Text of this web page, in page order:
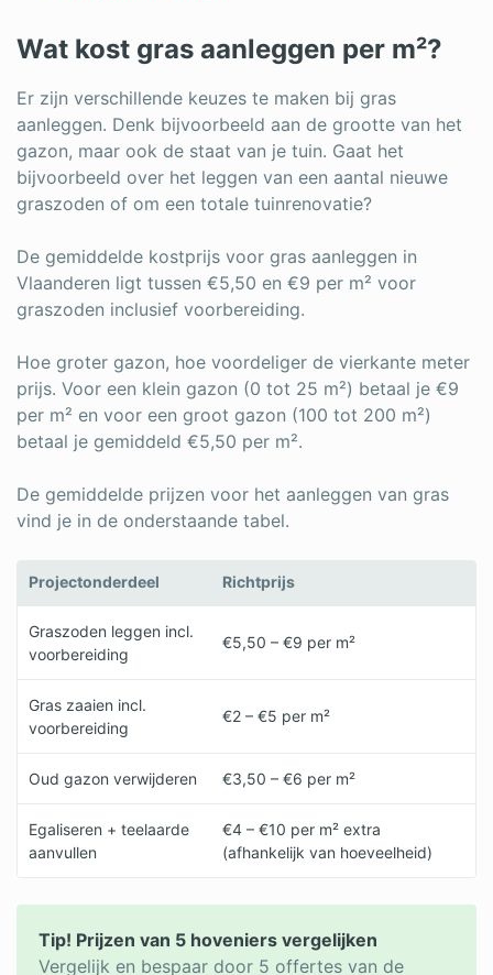
Wat kost gras aanleggen per m²?
Er zijn verschillende keuzes te maken bij gras
aanleggen. Denk bijvoorbeeld aan de grootte van het
gazon, maar ook de staat van je tuin. Gaat het
bijvoorbeeld over het leggen van een aantal nieuwe
graszoden of om een totale tuinrenovatie?
De gemiddelde kostprijs voor gras aanleggen in
Vlaanderen ligt tussen €5,50 en €9 per m² voor
graszoden inclusief voorbereiding.
Hoe groter gazon, hoe voordeliger de vierkante meter
prijs. Voor een klein gazon (0 tot 25 m²) betaal je €9
per m² en voor een groot gazon (100 tot 200 m²)
betaal je gemiddeld €5,50 per m².
De gemiddelde prijzen voor het aanleggen van gras
vind je in de onderstaande tabel.
Projectonderdeel Richtprijs
Graszoden leggen incl.
voorbereiding
€5,50 – €9 per m²
Gras zaaien incl.
voorbereiding
€2 – €5 per m²
Oud gazon verwijderen €3,50 – €6 per m²
Egaliseren + teelaarde
aanvullen
€4 – €10 per m² extra
(afhankelijk van hoeveelheid)
Tip! Prijzen van 5 hoveniers vergelijken
Vergelijk en bespaar door 5 offertes van de